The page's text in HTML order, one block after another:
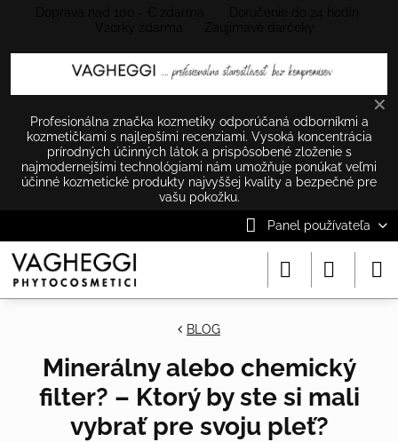
✕
Profesionálna značka kozmetiky odporúčaná odborníkmi a
kozmetičkami s najlepšími recenziami. Vysoká koncentrácia
prírodných účinných látok a prispôsobené zloženie s
najmodernejšími technológiami nám umožňuje ponúkať veľmi
účinné kozmetické produkty najvyššej kvality a bezpečné pre
vašu pokožku.
Panel používateľa
BLOG
Minerálny alebo chemický
filter? – Ktorý by ste si mali
vybrať pre svoju pleť?